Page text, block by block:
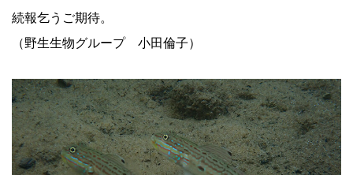
続報乞うご期待。
（野生生物グループ 小田倫子）